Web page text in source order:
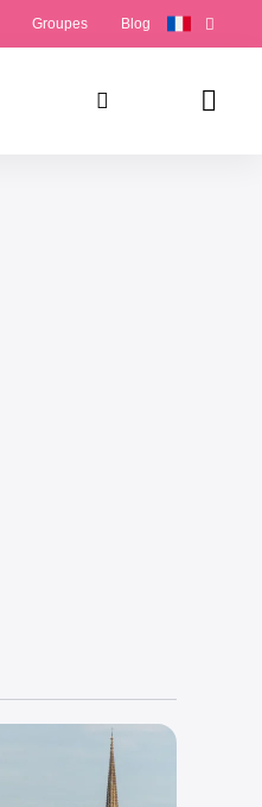
Groupes Blog
RechercherPanier